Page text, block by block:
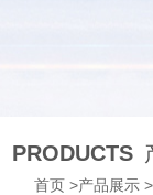
PRODUCTS
首页 >产品展示 >